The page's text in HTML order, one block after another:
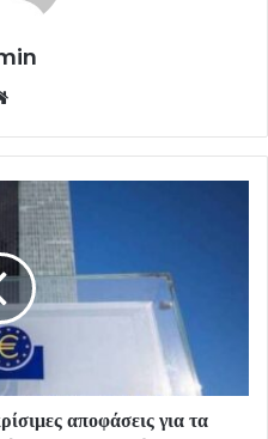
αποφάσεις για τα